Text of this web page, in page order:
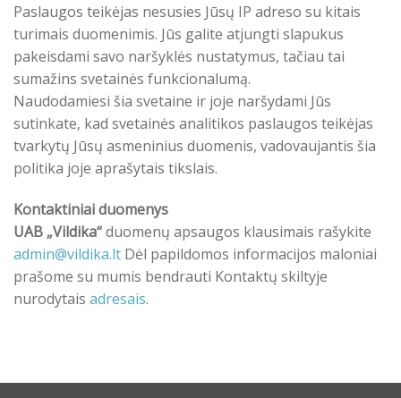
Paslaugos teikėjas nesusies Jūsų IP adreso su kitais
turimais duomenimis. Jūs galite atjungti slapukus
pakeisdami savo naršyklės nustatymus, tačiau tai
sumažins svetainės funkcionalumą.
Naudodamiesi šia svetaine ir joje naršydami Jūs
sutinkate, kad svetainės analitikos paslaugos teikėjas
tvarkytų Jūsų asmeninius duomenis, vadovaujantis šia
politika joje aprašytais tikslais.
Kontaktiniai duomenys
UAB „Vildika“duomenų apsaugos klausimais rašykite
admin@vildika.lt Dėl papildomos informacijos maloniai
prašome su mumis bendrauti Kontaktų skiltyje
nurodytais adresais.